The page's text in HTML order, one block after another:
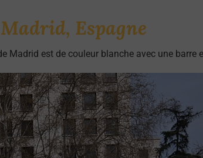
Espagne
Madrid est de couleur blanche avec une barre